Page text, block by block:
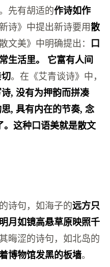
先有胡适的作诗如作
诗》中提出新诗要用散
文美》中明确提出：
口
生活里。 它富有人间
。在《艾青谈诗》中，
, 没有为押韵而拼凑
, 具有内在的节奏, 念
。这种口语美就是散文
诗句，如海子的远方只
月如镜高悬草原映照千
晦涩的诗句，如北岛的
博物馆发黑的板墙。